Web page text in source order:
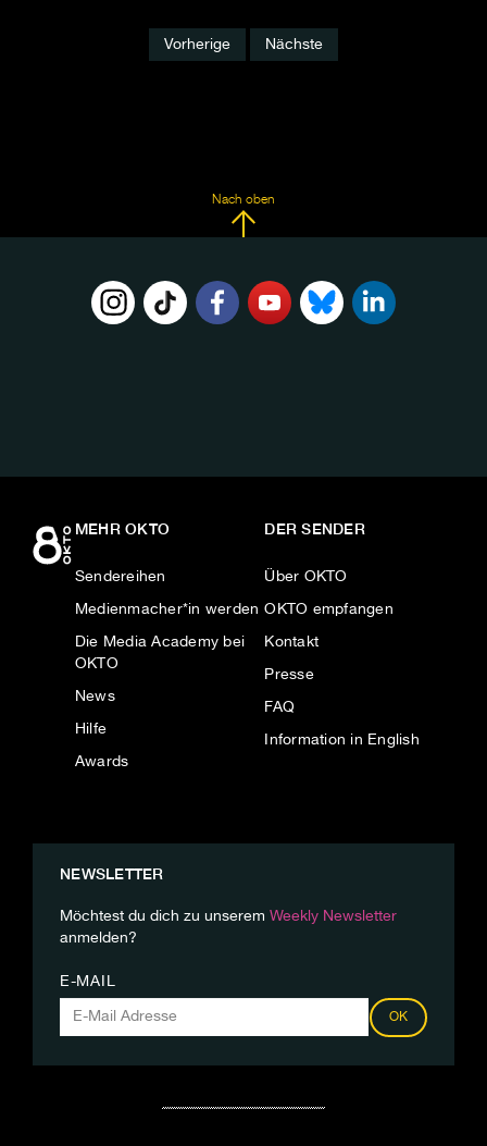
Vorherige Nächste
Nach oben
MEHR OKTO
Sendereihen
Medienmacher*in werden
Die Media Academy bei
OKTO
News
Hilfe
Awards
DER SENDER
Über OKTO
OKTO empfangen
Kontakt
Presse
FAQ
Information in English
NEWSLETTER
Möchtest du dich zu unserem Weekly Newsletter
anmelden?
E-MAIL
OK